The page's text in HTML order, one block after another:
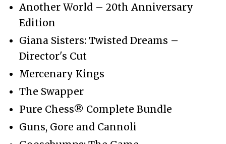
Another World – 20th Anniversary
Edition
Giana Sisters: Twisted Dreams –
Director's Cut
Mercenary Kings
The Swapper
Pure Chess® Complete Bundle
Guns, Gore and Cannoli